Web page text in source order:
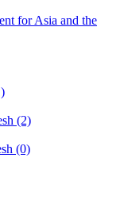
for Asia and the
(2)
(0)